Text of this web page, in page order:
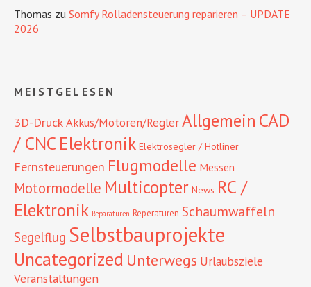
Thomas zu Somfy Rolladensteuerung reparieren – UPDATE
2026
MEISTGELESEN
3D-DruckAkkus/Motoren/ReglerAllgemein CAD
/ CNC Elektronik Elektrosegler / Hotliner
Fernsteuerungen Flugmodelle Messen
Motormodelle Multicopter News RC /
Elektronik Reparaturen Reperaturen Schaumwaffeln
Segelflug Selbstbauprojekte
Uncategorized Unterwegs Urlaubsziele
Veranstaltungen